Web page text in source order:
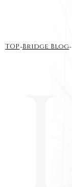
TOP-Bridge Blog-